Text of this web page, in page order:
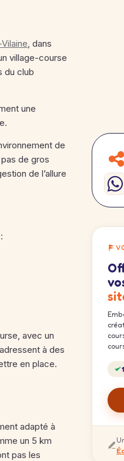
, dans
village-course
du club
une
de
de gros
de l’allure
avec un
à des
en place.
adapté à
un 5 km
pas les